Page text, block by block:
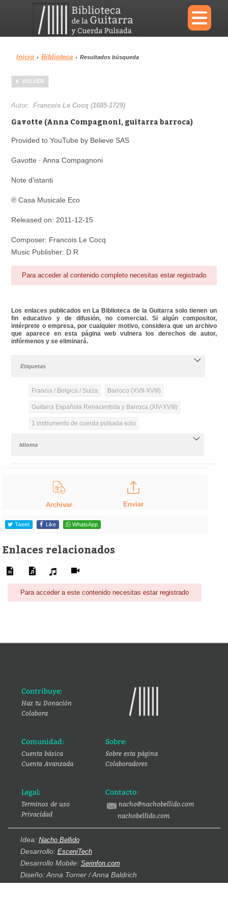
×
Menu
Biblioteca
Área personal
Inicio › Biblioteca › Resultados búsqueda
VOLVER
Autor:Francois Le Cocq (1685-1729)
Gavotte (Anna Compagnoni, guitarra barroca)
Provided to YouTube by Believe SAS
Gavotte · Anna Compagnoni
Note d'istanti
℗ Casa Musicale Eco
Released on: 2011-12-15
Composer: Francois Le Cocq
Music Publisher: D.R
Para acceder al contenido completo necesitas estar registrado
Los enlaces publicados en La Biblioteca de la Guitarra solo tienen un
fin educativo y de difusión, no comercial. Si algún compositor,
intérprete o empresa, por cualquier motivo, considera que un archivo
que aparece en esta página web vulnera los derechos de autor,
infórmenos y se eliminará.
Etiquetas
Francia / Belgica / Suiza Barroco (XVII-XVIII)
Guitarra Española Renacentista y Barroca (XIV-XVIII)
1 instrumento de cuerda pulsada solo
Idioma
Archivar Enviar
Tweet Like WhatsApp
Enlaces relacionados
Para acceder a este contenido necesitas estar registrado
Contribuye:
Haz tu Donación
Colabora
Comunidad:
Cuenta básica
Cuenta Avanzada
Sobre:
Sobre esta página
Colaboradores
Legal:
Terminos de uso
Privacidad
Contacto:
nacho@nachobellido.com
nachobellido.com
Idea: Nacho Bellido
Desarrollo: EsceniTech
Desarrollo Mobile: Serinfon.com
Diseño: Anna Torner / Anna Baldrich